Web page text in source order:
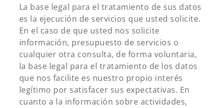
La base legal para el tratamiento de sus datos
es la ejecución de servicios que usted solicite.
En el caso de que usted nos solicite
información, presupuesto de servicios o
cualquier otra consulta, de forma voluntaria,
la base legal para el tratamiento de los datos
que nos facilite es nuestro propio interés
legítimo por satisfacer sus expectativas. En
cuanto a la información sobre actividades,